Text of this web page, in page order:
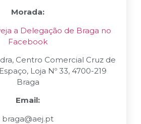
Morada:
a Delegação de Braga no
Facebook
Centro Comercial Cruz de
Loja Nº 33, 4700-219
Braga
Email:
braga@aej.pt